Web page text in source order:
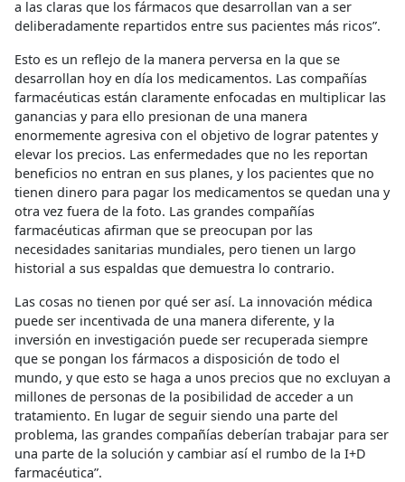
a las claras que los fármacos que desarrollan van a ser
deliberadamente repartidos entre sus pacientes más ricos”.
Esto es un reflejo de la manera perversa en la que se
desarrollan hoy en día los medicamentos. Las compañías
farmacéuticas están claramente enfocadas en multiplicar las
ganancias y para ello presionan de una manera
enormemente agresiva con el objetivo de lograr patentes y
elevar los precios. Las enfermedades que no les reportan
beneficios no entran en sus planes, y los pacientes que no
tienen dinero para pagar los medicamentos se quedan una y
otra vez fuera de la foto. Las grandes compañías
farmacéuticas afirman que se preocupan por las
necesidades sanitarias mundiales, pero tienen un largo
historial a sus espaldas que demuestra lo contrario.
Las cosas no tienen por qué ser así. La innovación médica
puede ser incentivada de una manera diferente, y la
inversión en investigación puede ser recuperada siempre
que se pongan los fármacos a disposición de todo el
mundo, y que esto se haga a unos precios que no excluyan a
millones de personas de la posibilidad de acceder a un
tratamiento. En lugar de seguir siendo una parte del
problema, las grandes compañías deberían trabajar para ser
una parte de la solución y cambiar así el rumbo de la I+D
farmacéutica”.